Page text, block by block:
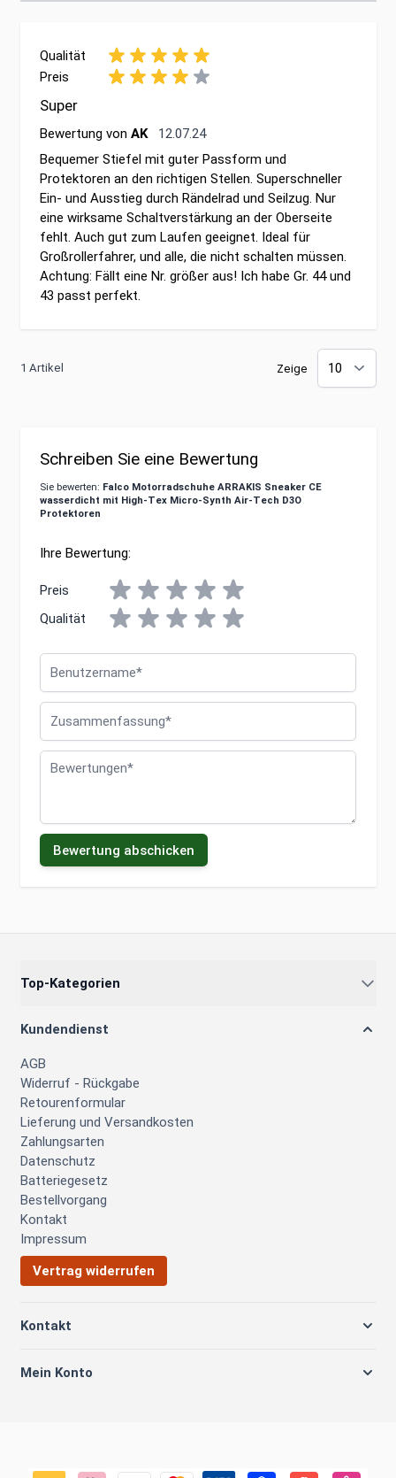
Qualität
Preis
Super
Bewertung von AK 12. Juli 2024
12.07.24
Bequemer Stiefel mit guter Passform und
Protektoren an den richtigen Stellen. Superschneller
Ein- und Ausstieg durch Rändelrad und Seilzug. Nur
eine wirksame Schaltverstärkung an der Oberseite
fehlt. Auch gut zum Laufen geeignet. Ideal für
Großrollerfahrer, und alle, die nicht schalten müssen.
Achtung: Fällt eine Nr. größer aus! Ich habe Gr. 44 und
43 passt perfekt.
1 Artikel Zeige
Schreiben Sie eine Bewertung
Sie bewerten: Falco Motorradschuhe ARRAKIS Sneaker CE
wasserdicht mit High-Tex Micro-Synth Air-Tech D3O
Protektoren
Ihre Bewertung:
Preis
Qualität
Bewertungen
Bewertung abschicken
Top-Kategorien
Kundendienst
AGB
Widerruf - Rückgabe
Retourenformular
Lieferung und Versandkosten
Zahlungsarten
Datenschutz
Batteriegesetz
Bestellvorgang
Kontakt
Impressum
Vertrag widerrufen
Kontakt
Mein Konto